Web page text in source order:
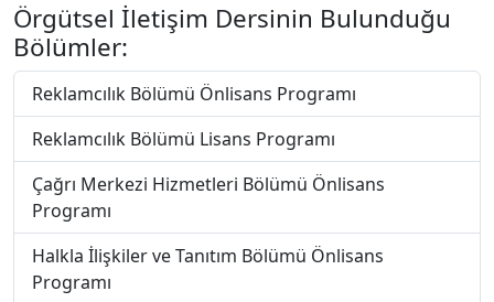
Örgütsel İletişim Dersinin Bulunduğu
Bölümler:
Reklamcılık Bölümü Önlisans Programı
Reklamcılık Bölümü Lisans Programı
Çağrı Merkezi Hizmetleri Bölümü Önlisans
Programı
Halkla İlişkiler ve Tanıtım Bölümü Önlisans
Programı